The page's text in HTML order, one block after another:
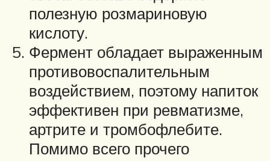
полезную розмариновую
кислоту.
Фермент обладает выраженным
противовоспалительным
воздействием, поэтому напиток
эффективен при ревматизме,
артрите и тромбофлебите.
Помимо всего прочего